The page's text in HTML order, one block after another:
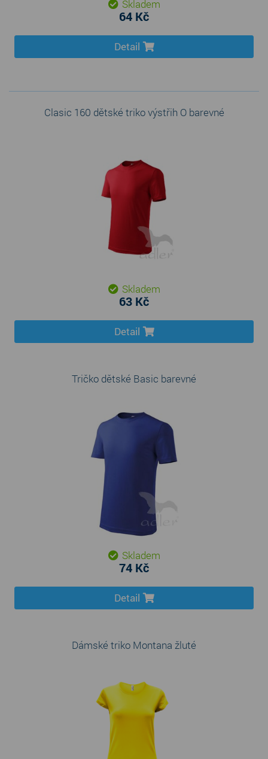
Skladem
64 Kč
Detail
Clasic 160 dětské triko výstřih O barevné
Skladem
63 Kč
Detail
Tričko dětské Basic barevné
Skladem
74 Kč
Detail
Dámské triko Montana žluté